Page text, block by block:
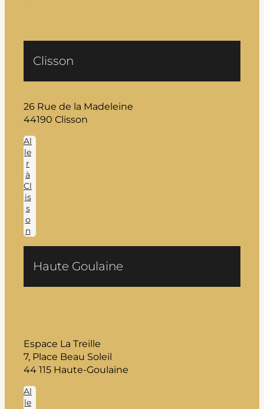
Clisson
26 Rue de la Madeleine
44190 Clisson
Al
le
r
à
Cl
is
s
o
n
Haute Goulaine
Espace La Treille
7, Place Beau Soleil
44 115 Haute-Goulaine
Al
le